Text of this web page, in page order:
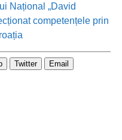
Național „David
competențele prin
Twitter Email